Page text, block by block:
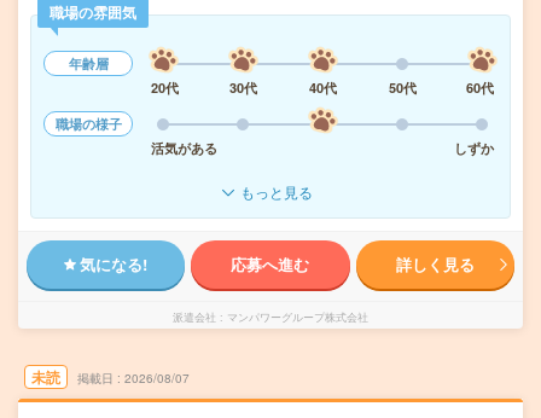
職場の雰囲気
年齢層
20代
30代 40代 50代
60代
職場の様子
活気がある
しずか
もっと見る
気になる! 応募へ進む 詳しく見る
派遣会社 マンパワーグループ株式会社
未読 掲載日 2026/08/07